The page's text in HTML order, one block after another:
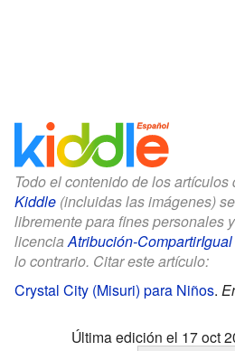
Todo el contenido de los artículos
Kiddle (incluidas las imágenes)
libremente para fines personales
licenciaAtribución-CompartirIgual
lo contrario. Citar este artículo:
Crystal City (Misuri) para Niños.
Última edición el 17 oct